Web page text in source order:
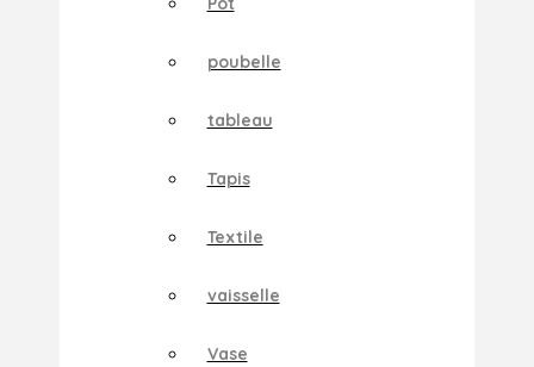
poubelle
tableau
Tapis
Textile
vaisselle
Vase